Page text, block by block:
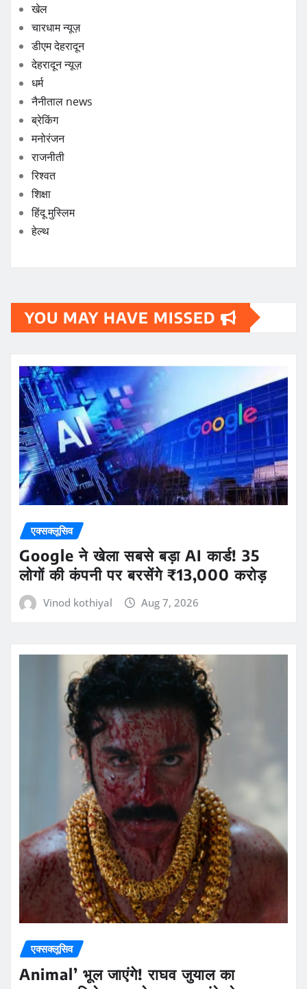
खेल
चारधाम न्यूज़
डीएम देहरादून
देहरादून न्यूज़
धर्म
नैनीताल news
ब्रेकिंग
मनोरंजन
राजनीती
रिश्वत
शिक्षा
हिंदू मुस्लिम
हेल्थ
YOU MAY HAVE MISSED
एक्सक्लूसिव
Google ने खेला सबसे बड़ा AI कार्ड! 35
लोगों की कंपनी पर बरसेंगे ₹13,000 करोड़
Vinod kothiyal Aug 7, 2026
एक्सक्लूसिव
Animal’ भूल जाएंगे! राघव जुयाल का